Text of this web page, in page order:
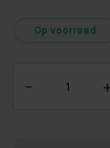
Op voorraad
–
Beige